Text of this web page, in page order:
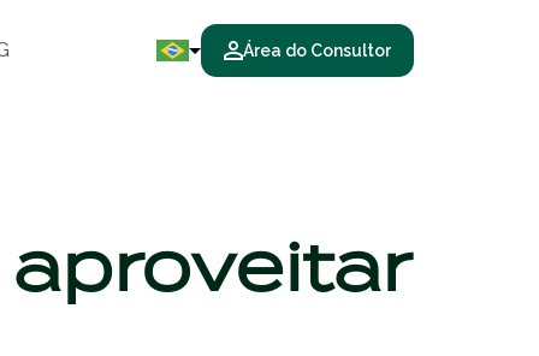
Área do Consultor